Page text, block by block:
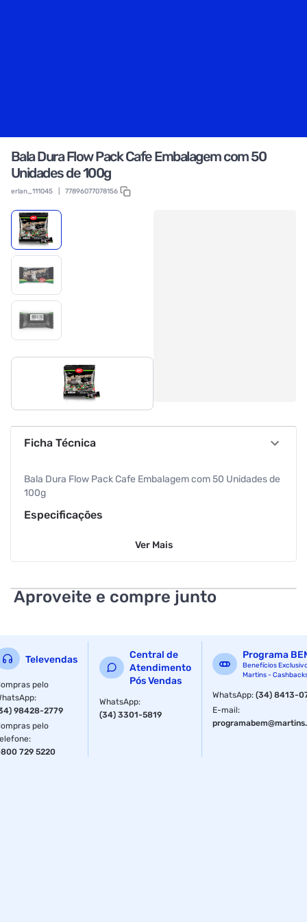
Bala Dura Flow Pack Cafe Embalagem com 50
Unidades de 100g
erlan_111045 77896077078156
Ficha Técnica
Bala Dura Flow Pack Cafe Embalagem com 50 Unidades de
100g
Especificações
Ver Mais
Aproveite e compre junto
Televendas
pelo
:
98428-2779
pelo
:
729 5220
Central de
Atendimento
Pós Vendas
WhatsApp:
(34) 3301-5819
Programa
Benefícios
Martins -
WhatsApp:(34) 8413-
E-mail: